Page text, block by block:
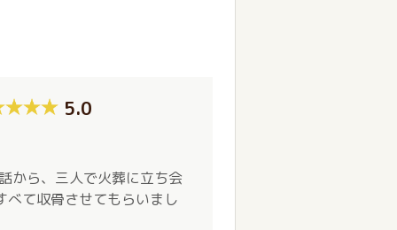
5.0
から、三人で火葬に立ち会
べて収骨させてもらいまし